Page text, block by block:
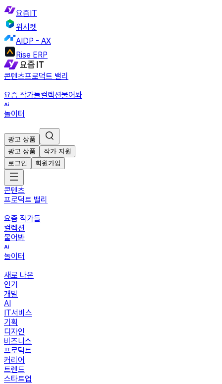
요즘IT
위시켓
AIDP - AX
Rise ERP
콘텐츠프로덕트 밸리
요즘 작가들컬렉션물어봐
놀이터
광고 상품
광고 상품
작가 지원
로그인
회원가입
콘텐츠
프로덕트 밸리
요즘 작가들
컬렉션
물어봐
놀이터
새로 나온
인기
개발
AI
IT서비스
기획
디자인
비즈니스
프로덕트
커리어
트렌드
스타트업